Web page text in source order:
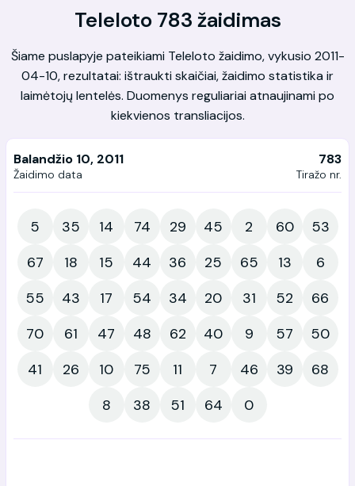
Teleloto 783 žaidimas
Šiame puslapyje pateikiami Teleloto žaidimo, vykusio 2011-
04-10, rezultatai: ištraukti skaičiai, žaidimo statistika ir
laimėtojų lentelės. Duomenys reguliariai atnaujinami po
kiekvienos transliacijos.
Balandžio 10, 2011
Žaidimo data
783
Tiražo nr.
5 35 14 74 29 45 2 60
53
67
18 15 44 36 25 65 13
6
55
43 17 54 34 20 31 52
66
70
61 47 48 62 40 9 57
50
41
26 10 75 11 7 46 39
68
8
38 51 64 0